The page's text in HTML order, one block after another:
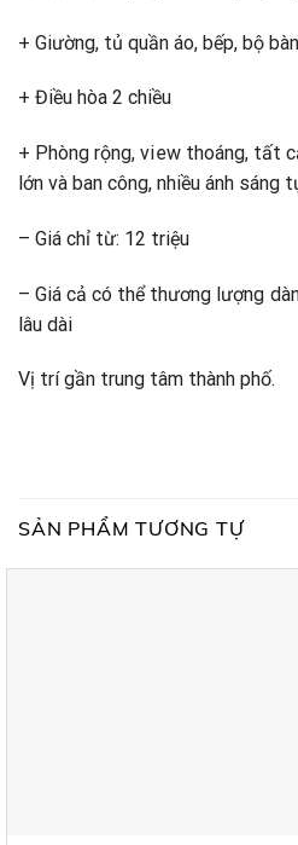
+ Giường, tủ quần áo, bếp, bộ
+ Điều hòa 2 chiều
+ Phòng rộng, view thoáng, tất
lớn và ban công, nhiều ánh sáng
– Giá chỉ từ: 12 triệu
– Giá cả có thể thương lượng
lâu dài
Vị trí gần trung tâm thành phố.
SẢN PHẨM TƯƠNG TỰ